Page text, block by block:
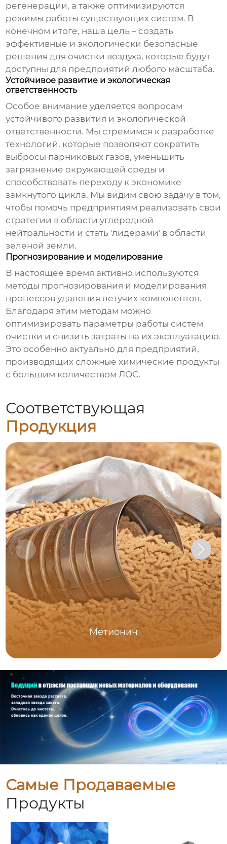
регенерации, а также оптимизируются
режимы работы существующих систем. В
конечном итоге, наша цель – создать
эффективные и экологически безопасные
решения для очистки воздуха, которые будут
доступны для предприятий любого масштаба.
Устойчивое развитие и экологическая
ответственность
Особое внимание уделяется вопросам
устойчивого развития и экологической
ответственности. Мы стремимся к разработке
технологий, которые позволяют сократить
выбросы парниковых газов, уменьшить
загрязнение окружающей среды и
способствовать переходу к экономике
замкнутого цикла. Мы видим свою задачу в том,
чтобы помочь предприятиям реализовать свои
стратегии в области углеродной
нейтральности и стать 'лидерами' в области
зеленой земли.
Прогнозирование и моделирование
В настоящее время активно используются
методы прогнозирования и моделирования
процессовудаления летучих компонентов.
Благодаря этим методам можно
оптимизировать параметры работы систем
очистки и снизить затраты на их эксплуатацию.
Это особенно актуально для предприятий,
производящих сложные химические продукты
с большим количеством ЛОС.
Соответствующая
Продукция
Метионин
Самые Продаваемые
Продукты